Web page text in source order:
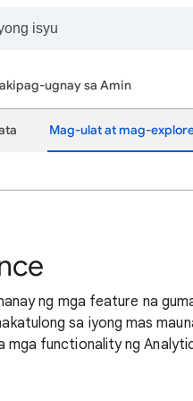
ugnay sa Amin
Mag-ulat at mag-
ng mga feature na
sa iyong mas
mga functionality ng